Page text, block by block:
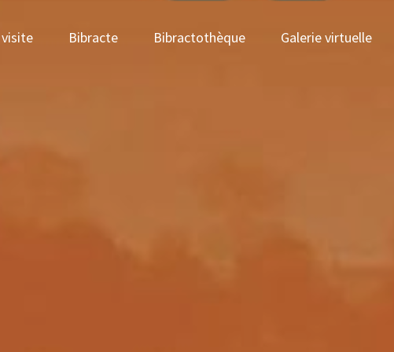
Bibracte Bibractothèque Galerie virtuelle